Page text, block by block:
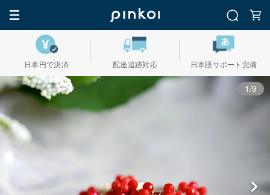
日本円で決済 配送追跡対応 日本語サポート完備
1/9